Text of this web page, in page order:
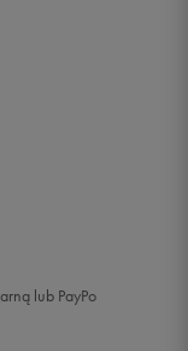
lub PayPo